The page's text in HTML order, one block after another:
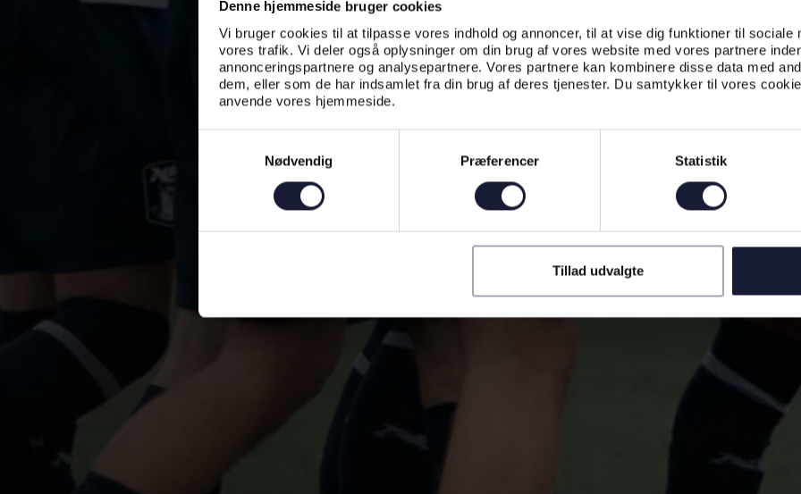
Denne hjemmeside bruger cookies
Vi bruger cookies til at tilpasse vores indhold og annoncer, til at vise dig funktioner til sociale
vores trafik. Vi deler også oplysninger om din brug af vores website med vores partnere
annonceringspartnere og analysepartnere. Vores partnere kan kombinere disse data med
dem, eller som de har indsamlet fra din brug af deres tjenester. Du samtykker til vores
anvende vores hjemmeside.
Nødvendig
Præferencer Statistik
Tillad udvalgte